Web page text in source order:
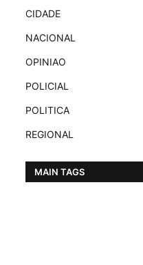
CIDADE
NACIONAL
OPINIAO
POLICIAL
POLITICA
REGIONAL
MAIN TAGS